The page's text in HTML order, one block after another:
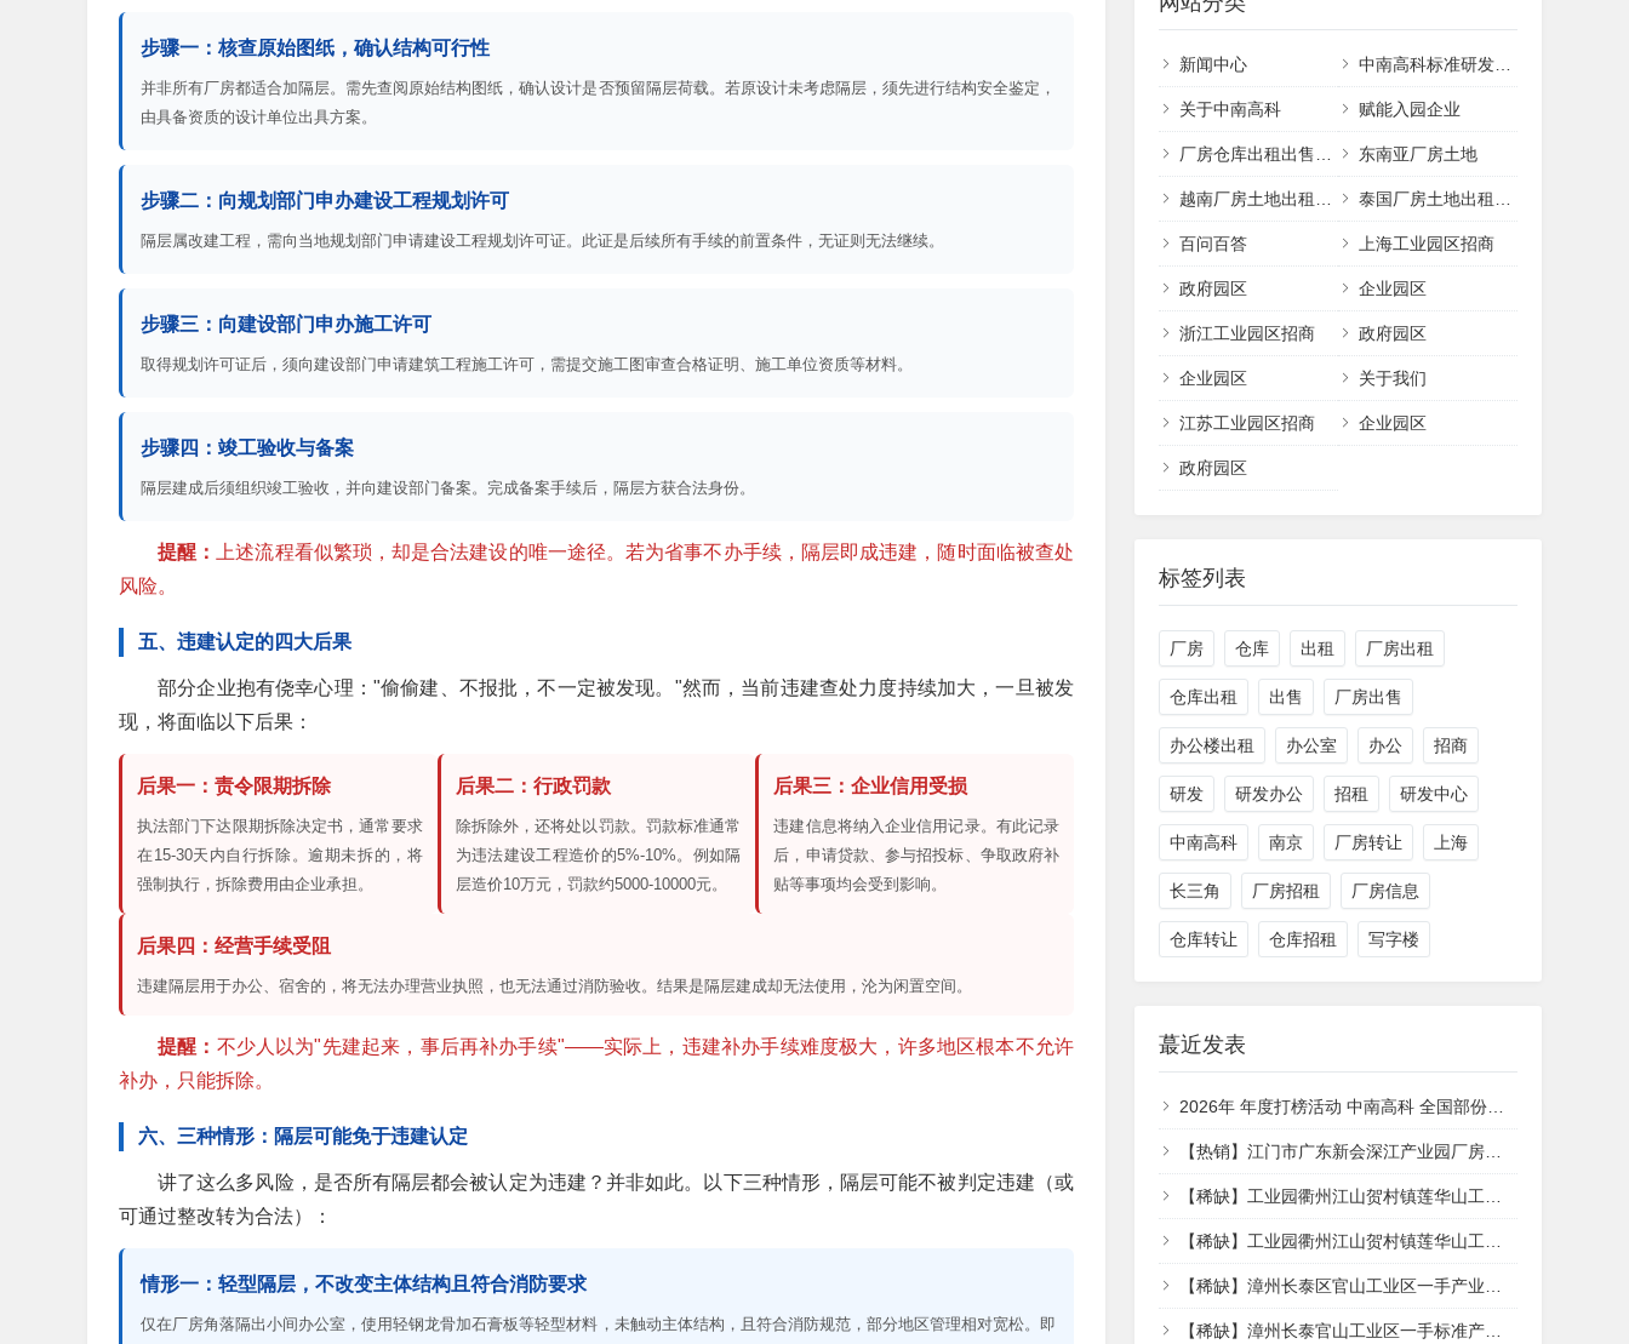
步骤一：核查原始图纸，确认结构可行性
并非所有厂房都适合加隔层。需先查阅原始结构图纸，确认设计是否预留隔层荷载。若原设计未考虑隔层，须先进行结构安全鉴定，
由具备资质的设计单位出具方案。
步骤二：向规划部门申办建设工程规划许可
隔层属改建工程，需向当地规划部门申请建设工程规划许可证。此证是后续所有手续的前置条件，无证则无法继续。
步骤三：向建设部门申办施工许可
取得规划许可证后，须向建设部门申请建筑工程施工许可，需提交施工图审查合格证明、施工单位资质等材料。
步骤四：竣工验收与备案
隔层建成后须组织竣工验收，并向建设部门备案。完成备案手续后，隔层方获合法身份。
提醒：
上述流程看似繁琐，却是合法建设的唯一途径。若为省事不办手续，隔层即成违建，随时面临被查处
风险。
五、违建认定的四大后果
部分企业抱有侥幸心理："偷偷建、不报批，不一定被发现。"然而，当前违建查处力度持续加大，一旦被发
现，将面临以下后果：
后果一：责令限期拆除
执法部门下达限期拆除决定书，通常要求
在15-30天内自行拆除。逾期未拆的，将
强制执行，拆除费用由企业承担。
后果二：行政罚款
除拆除外，还将处以罚款。罚款标准通常
为违法建设工程造价的5%-10%。例如隔
层造价10万元，罚款约5000-10000元。
后果三：企业信用受损
违建信息将纳入企业信用记录。有此记录
后，申请贷款、参与招投标、争取政府补
贴等事项均会受到影响。
后果四：经营手续受阻
违建隔层用于办公、宿舍的，将无法办理营业执照，也无法通过消防验收。结果是隔层建成却无法使用，沦为闲置空间。
提醒： 不少人以为"先建起来，事后再补办手续"——实际上，违建补办手续难度极大，许多地区根本不允许
补办，只能拆除。
六、三种情形：隔层可能免于违建认定
讲了这么多风险，是否所有隔层都会被认定为违建？并非如此。以下三种情形，隔层可能不被判定违建（或
可通过整改转为合法）：
情形一：轻型隔层，不改变主体结构且符合消防要求
仅在厂房角落隔出小间办公室，使用轻钢龙骨加石膏板等轻型材料，未触动主体结构，且符合消防规范，部分地区管理相对宽松。即
新闻中心 中南高科标准研发办公厂房出售
关于中南高科 赋能入园企业
厂房仓库出租出售招商 东南亚厂房土地
越南厂房土地出租出售 泰国厂房土地出租出售
百问百答 上海工业园区招商
政府园区 企业园区
浙江工业园区招商 政府园区
企业园区 关于我们
江苏工业园区招商 企业园区
政府园区
标签列表
厂房 仓库 出租 厂房出租
仓库出租 出售 厂房出售
办公楼出租 办公室 办公 招商
研发 研发办公 招租 研发中心
中南高科 南京 厂房转让 上海
长三角 厂房招租 厂房信息
仓库转让 仓库招租 写字楼
蕞近发表
2026年 年度打榜活动 中南高科 全国部份产业园项目 签约享特价 【一年一度的大促销来了】
【热销】江门市广东新会深江产业园厂房出售，首层6.1米层高
【稀缺】工业园衢州江山贺村镇莲华山工业园区贺来路9号江山莲华山工业园莲华山工业园 | 标准+楼 15厂房出租
【稀缺】工业园衢州江山贺村镇莲华山工业园区贺来路9号江山莲华山工业园莲华山工业园 | 标准+楼 15厂房出租
【稀缺】漳州长泰区官山工业区一手产业园一手产业园区标准面积16009000㎡标准厂房多层全新厂房出租
【稀缺】漳州长泰官山工业区一手标准产业园一手标准产业园区3-35层独3000㎡单层仓库出租厂房出租，